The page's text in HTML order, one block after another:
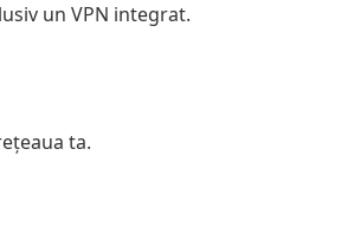
un VPN integrat.
ta.